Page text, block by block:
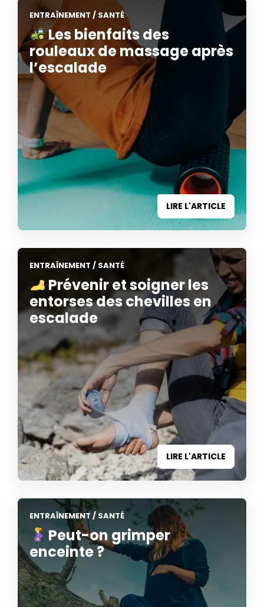
ENTRAÎNEMENT / SANTÉ
Les bienfaits des
rouleaux de massage après
l’escalade
LIRE L'ARTICLE
ENTRAÎNEMENT / SANTÉ
Prévenir et soigner les
entorses des chevilles en
escalade
LIRE L'ARTICLE
ENTRAÎNEMENT / SANTÉ
Peut-on grimper
enceinte ?